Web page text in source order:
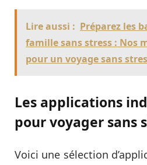
Lire aussi : Préparez les
famille sans stress : Nos
pour un voyage sans
Les applications
pour voyager sans
Voici une sélection